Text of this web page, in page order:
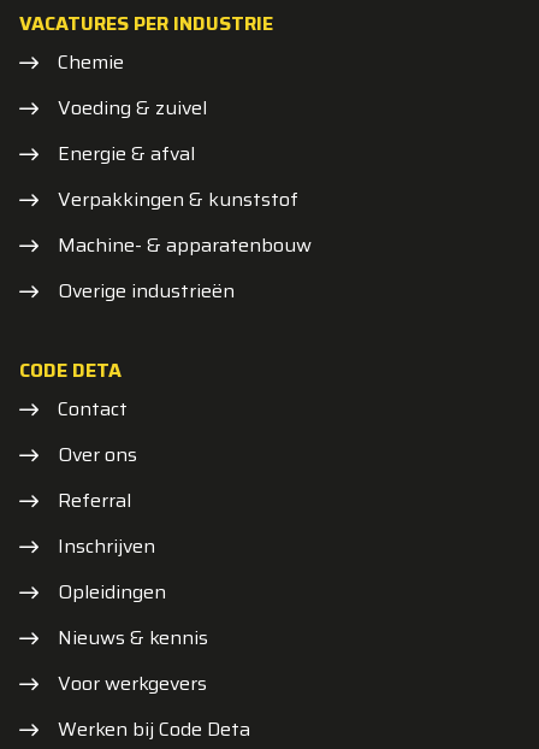
VACATURES PER INDUSTRIE
Chemie
Voeding & zuivel
Energie & afval
Verpakkingen & kunststof
Machine- & apparatenbouw
Overige industrieën
CODE DETA
Contact
Over ons
Referral
Inschrijven
Opleidingen
Nieuws & kennis
Voor werkgevers
Werken bij Code Deta